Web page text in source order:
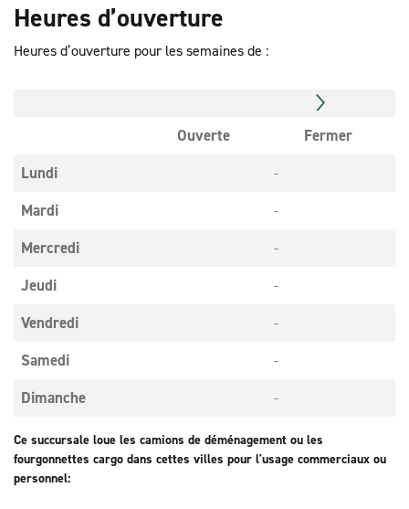
Heures d’ouverture
Heures d’ouverture pour les semaines de :
Ouverte
Fermer
Lundi
-
Mardi
-
Mercredi
-
Jeudi
-
Vendredi
-
Samedi
-
Dimanche
-
Ce succursale loue les camions de déménagement ou les
fourgonnettes cargo dans cettes villes pour l'usage commerciaux ou
personnel: